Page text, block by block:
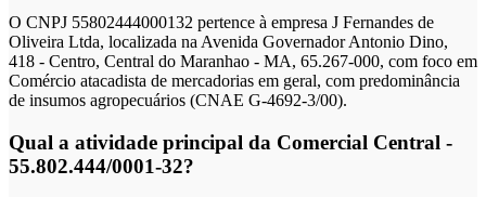
O CNPJ 55802444000132 pertence à empresa J Fernandes de
Oliveira Ltda, localizada na Avenida Governador Antonio Dino,
418 - Centro, Central do Maranhao - MA, 65.267-000, com foco em
Comércio atacadista de mercadorias em geral, com predominância
de insumos agropecuários (CNAE G-4692-3/00).
Qual a atividade principal da Comercial Central -
55.802.444/0001-32?